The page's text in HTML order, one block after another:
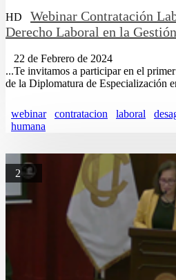
HD
Webinar Contratación
Derecho Laboral en la
22 de Febrero de 2024
...Te invitamos a participar en el
de la Diplomatura de Especialización
webinar contratacion laboral
humana
2